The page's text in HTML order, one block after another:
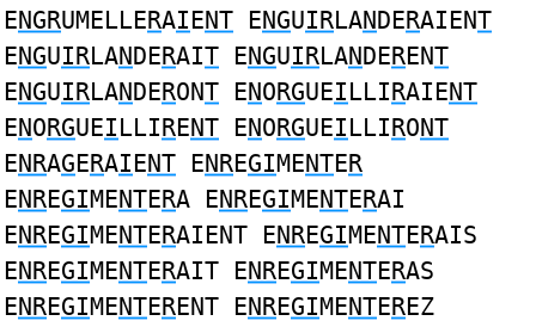
ENGRUMELLERAIENT ENGUIRLANDERAIENT
ENGUIRLANDERAIT ENGUIRLANDERENT
ENGUIRLANDERONT ENORGUEILLIRAIENT
ENORGUEILLIRENT ENORGUEILLIRONT
ENRAGERAIENT ENREGIMENTER
ENREGIMENTERA ENREGIMENTERAI
ENREGIMENTERAIENT ENREGIMENTERAIS
ENREGIMENTERAIT ENREGIMENTERAS
ENREGIMENTERENT ENREGIMENTEREZ